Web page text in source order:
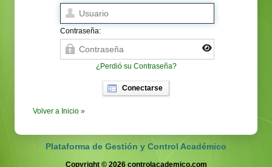
Contraseña:
¿Perdió su Contraseña?
Conectarse
Volver a Inicio »
Plataforma de Gestión y Control Académico
Copyright © 2026 controlacademico.com